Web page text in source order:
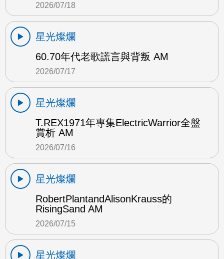
2026/07/18
星光燦爛
60.70年代老歌謊言與背叛 AM
2026/07/17
星光燦爛
T.REX1971年專集ElectricWarrior全盤
賞析 AM
2026/07/16
星光燦爛
RobertPlantandAlisonKrauss的
RisingSand AM
2026/07/15
星光燦爛